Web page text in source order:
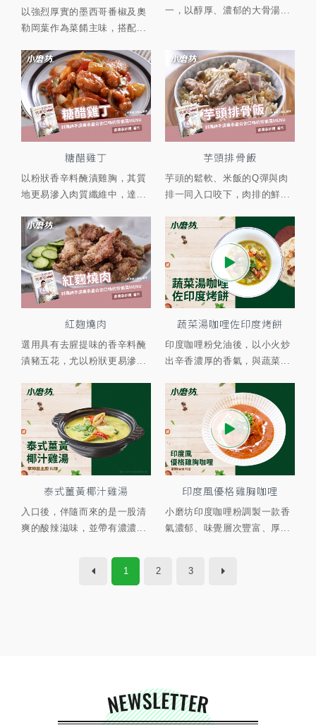
以強烈厚實的墨西哥番椒及奧
勒岡葉作為菜餚主味，搭配...
一，以醇厚、濃郁的大骨湯...
糖醋雞丁
以粉狀香辛料醃漬雞胸，其質
地更易滲入肉質纖維中，達...
芋頭排骨飯
芋頭的鬆軟、米飯的Q彈與肉
排一同入口咬下，肉排的鮮...
紅麴燒肉
選用具有去腥提味的香辛料醃
漬豬五花，尤以粉狀更易滲...
蔬菜湯咖哩佐印度烤餅
印度咖哩粉兌油後，以小火炒
出辛香濃厚的香氣，與蔬菜...
泰式薑黃椰汁雞湯
入口後，伴隨而來的是一股清
爽的酸辣滋味，並帶有濃濃...
印度風優格雞胸咖哩
小磨坊印度咖哩粉調製一款香
氣濃郁、味覺層次豐富、厚...
1 2 3
NEWSLETTER